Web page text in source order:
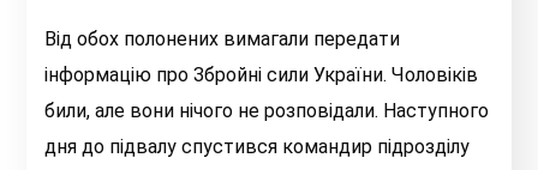
Від обох полонених вимагали передати
інформацію про Збройні сили України. Чоловіків
били, але вони нічого не розповідали. Наступного
дня до підвалу спустився командир підрозділу